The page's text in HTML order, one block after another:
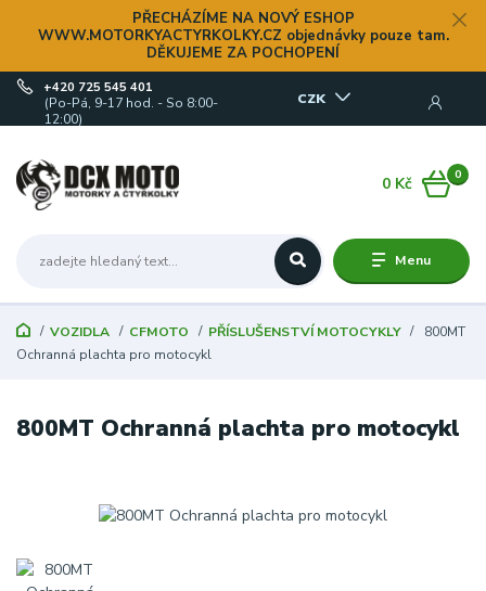
PŘECHÁZÍME NA NOVÝ ESHOP
WWW.MOTORKYACTYRKOLKY.CZ objednávky pouze tam.
DĚKUJEME ZA POCHOPENÍ
Menu
CZK
+420 725 545 401
(Po-Pá, 9-17 hod. - So 8:00-
12:00)
0
0 Kč
VOZIDLA CFMOTO PŘÍSLUŠENSTVÍ MOTOCYKLY
800MT
Ochranná plachta pro motocykl
800MT Ochranná plachta pro motocykl